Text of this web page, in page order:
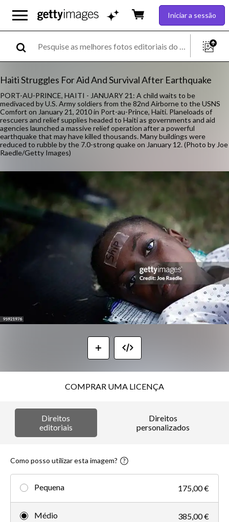
Iniciar a sessão
Haiti Struggles For Aid And Survival After Earthquake
PORT-AU-PRINCE, HAITI - JANUARY 21: A child waits to be
medivaced by U.S. Army soldiers from the 82nd Airborne to the USNS
Comfort on January 21, 2010 in Port-au-Prince, Haiti. Planeloads of
rescuers and relief supplies headed to Haiti as governments and aid
agencies launched a massive relief operation after a powerful
earthquake that may have killed thousands. Many buildings were
reduced to rubble by the 7.0-strong quake on January 12. (Photo by Joe
Raedle/Getty Images)
COMPRAR UMA LICENÇA
Direitos
editoriais
Direitos
personalizados
Como posso utilizar esta imagem?
Pequena 175,00 €
Médio 385,00 €